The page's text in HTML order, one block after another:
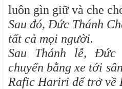
luôn gìn giữ và che
Sau đó, Đức Thánh
tất cả mọi người.
Sau Thánh lễ,
chuyển bằng xe tới
Rafic Hariri để trở về